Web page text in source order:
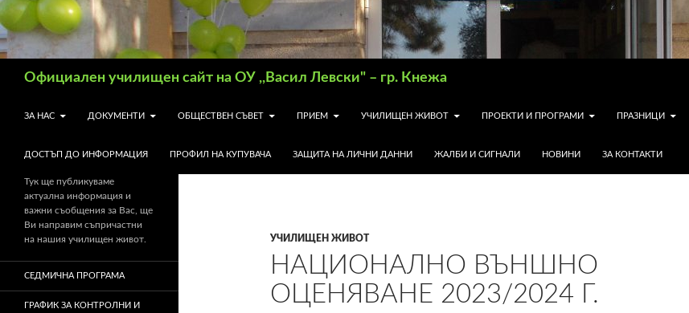
Официален училищен сайт на ОУ ,,Васил Левски" – гр. Кнежа
ЗА НАС
ДОКУМЕНТИ ОБЩЕСТВЕН СЪВЕТ ПРИЕМ УЧИЛИЩЕН ЖИВОТ ПРОЕКТИ И ПРОГРАМИ ПРАЗНИЦИ
ДОСТЪП ДО ИНФОРМАЦИЯ ПРОФИЛ НА КУПУВАЧА ЗАЩИТА НА ЛИЧНИ ДАННИ ЖАЛБИ И СИГНАЛИ НОВИНИ ЗА КОНТАКТИ
УЧИЛИЩЕН ЖИВОТ
НАЦИОНАЛНО ВЪНШНО
ОЦЕНЯВАНЕ 2023/2024 Г.
Тук ще публикуваме
актуална информация и
важни съобщения за Вас, ще
Ви направим съпричастни
на нашия училищен живот.
СЕДМИЧНА ПРОГРАМА
ГРАФИК ЗА КОНТРОЛНИ И